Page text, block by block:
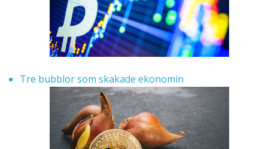
Tre bubblor som skakade ekonomin